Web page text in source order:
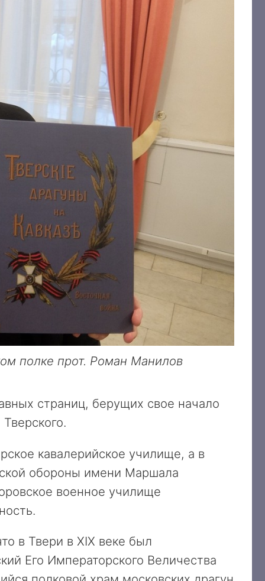
полке прот. Роман Манилов
страниц, берущих свое начало
кавалерийское училище, а в
обороны имени Маршала
военное училище
в Твери в XIX веке был
Его Императорского Величества